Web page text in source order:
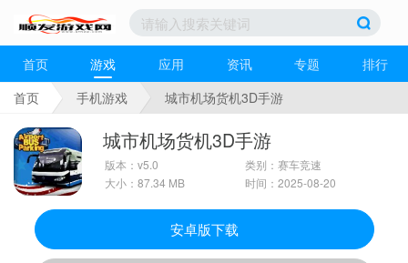
首页 游戏 应用 资讯 专题
排行
首页
手机游戏 城市机场货机3D手游
城市机场货机3D手游
版本：v5.0
大小：87.34 MB
类别：赛车竞速
时间：2025-08-20
安卓版下载